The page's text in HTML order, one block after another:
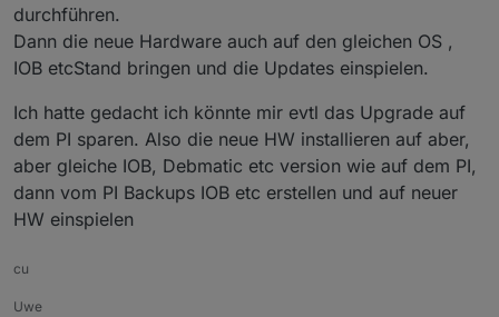
durchführen.
Dann die neue Hardware auch auf den gleichen OS ,
IOB etcStand bringen und die Updates einspielen.
Ich hatte gedacht ich könnte mir evtl das Upgrade auf
dem PI sparen. Also die neue HW installieren auf aber,
aber gleiche IOB, Debmatic etc version wie auf dem PI,
dann vom PI Backups IOB etc erstellen und auf neuer
HW einspielen
cu
Uwe